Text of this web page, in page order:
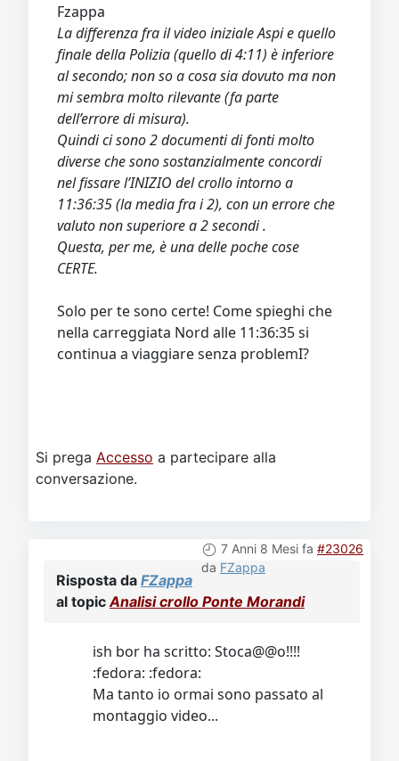
Fzappa
La differenza fra il video iniziale Aspi e quello
finale della Polizia (quello di 4:11) è inferiore
al secondo; non so a cosa sia dovuto ma non
mi sembra molto rilevante (fa parte
dell’errore di misura).
Quindi ci sono 2 documenti di fonti molto
diverse che sono sostanzialmente concordi
nel fissare l’INIZIO del crollo intorno a
11:36:35 (la media fra i 2), con un errore che
valuto non superiore a 2 secondi .
Questa, per me, è una delle poche cose
CERTE.
Solo per te sono certe! Come spieghi che
nella carreggiata Nord alle 11:36:35 si
continua a viaggiare senza problemI?
Si prega Accesso a partecipare alla
conversazione.
7 Anni 8 Mesi fa #23026
da FZappa
Risposta da FZappa
al topic Analisi crollo Ponte Morandi
ish bor ha scritto: Stoca@@o!!!!
:fedora: :fedora:
Ma tanto io ormai sono passato al
montaggio video...